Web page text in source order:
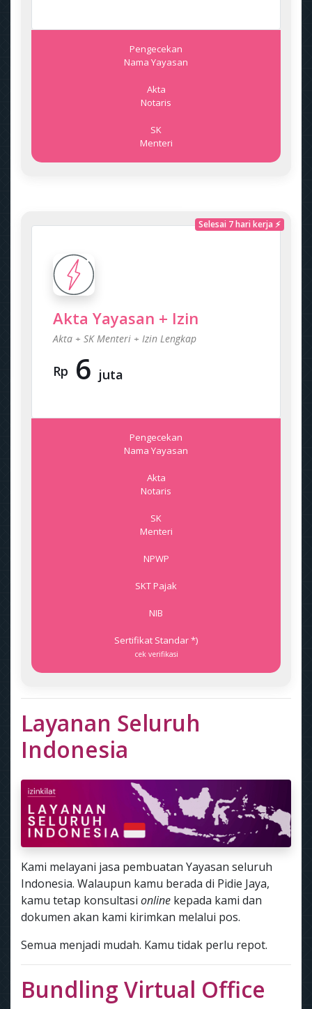
Pengecekan
Nama Yayasan
Akta
Notaris
SK
Menteri
Selesai 7 hari kerja ⚡
Akta Yayasan + Izin
Akta + SK Menteri + Izin Lengkap
Rp 6 juta
Pengecekan
Nama Yayasan
Akta
Notaris
SK
Menteri
NPWP
SKT Pajak
NIB
Sertifikat Standar *)
cek verifikasi
Layanan Seluruh
Indonesia
Kami melayani jasa pembuatan Yayasan seluruh
Indonesia. Walaupun kamu berada di Pidie Jaya,
kamu tetap konsultasi online kepada kami dan
dokumen akan kami kirimkan melalui pos.
Semua menjadi mudah. Kamu tidak perlu repot.
Bundling Virtual Office